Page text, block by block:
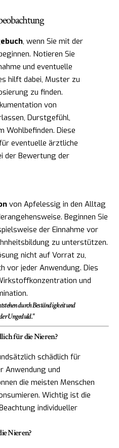
, wenn Sie mit der
Notieren Sie
und eventuelle
hilft dabei, Muster zu
zu finden.
von
Durstgefühl,
Wohlbefinden. Diese
eventuelle ärztliche
der Bewertung der
von Apfelessig in den Alltag
Beginnen Sie
der Einnahme vor
zu unterstützen.
nicht auf Vorrat zu,
vor jeder Anwendung. Dies
und
durch Beständigkeit und
Ungeduld."
für die Nieren?
schädlich für
Anwendung und
die meisten Menschen
Wichtig ist die
individueller
Nieren?